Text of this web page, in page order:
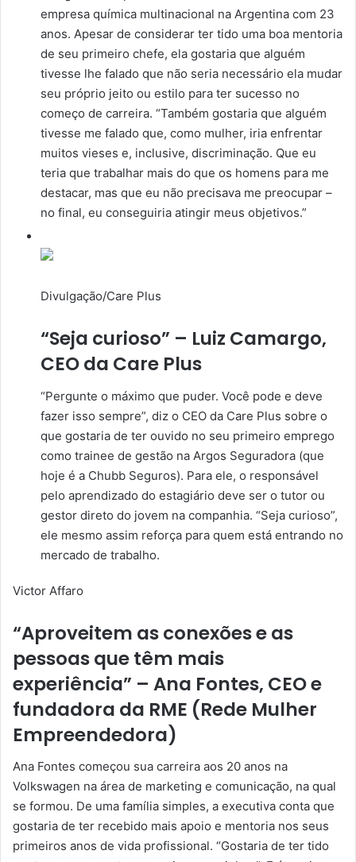
empresa química multinacional na Argentina com 23
anos. Apesar de considerar ter tido uma boa mentoria
de seu primeiro chefe, ela gostaria que alguém
tivesse lhe falado que não seria necessário ela mudar
seu próprio jeito ou estilo para ter sucesso no
começo de carreira. “Também gostaria que alguém
tivesse me falado que, como mulher, iria enfrentar
muitos vieses e, inclusive, discriminação. Que eu
teria que trabalhar mais do que os homens para me
destacar, mas que eu não precisava me preocupar –
no final, eu conseguiria atingir meus objetivos.”
Divulgação/Care Plus
“Seja curioso” – Luiz Camargo,
CEO da Care Plus
“Pergunte o máximo que puder. Você pode e deve
fazer isso sempre”, diz o CEO da Care Plus sobre o
que gostaria de ter ouvido no seu primeiro emprego
como trainee de gestão na Argos Seguradora (que
hoje é a Chubb Seguros). Para ele, o responsável
pelo aprendizado do estagiário deve ser o tutor ou
gestor direto do jovem na companhia. “Seja curioso”,
ele mesmo assim reforça para quem está entrando no
mercado de trabalho.
Victor Affaro
“Aproveitem as conexões e as
pessoas que têm mais
experiência” – Ana Fontes, CEO e
fundadora da RME (Rede Mulher
Empreendedora)
Ana Fontes começou sua carreira aos 20 anos na
Volkswagen na área de marketing e comunicação, na qual
se formou. De uma família simples, a executiva conta que
gostaria de ter recebido mais apoio e mentoria nos seus
primeiros anos de vida profissional. “Gostaria de ter tido